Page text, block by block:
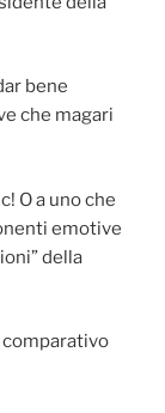
bene
che magari
O a uno che
emotive
della
comparativo